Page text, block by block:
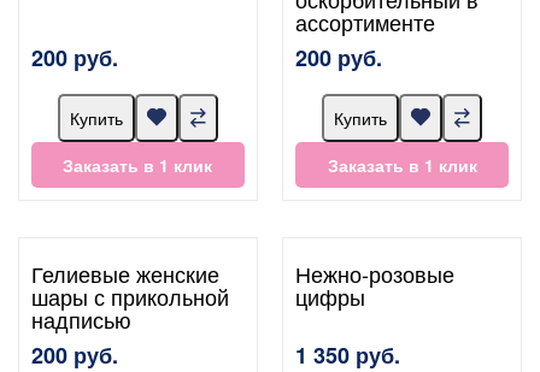
200 руб.
Купить
Заказать в 1 клик
ассортименте
200 руб.
Купить
Заказать в 1 клик
Гелиевые женские
шары с прикольной
надписью
200 руб.
Нежно-розовые
цифры
1 350 руб.